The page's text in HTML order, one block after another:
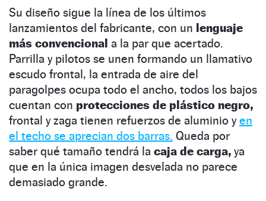
Su diseño sigue la línea de los últimos
lanzamientos del fabricante, con un lenguaje
más convencional a la par que acertado.
Parrilla y pilotos se unen formando un llamativo
escudo frontal, la entrada de aire del
paragolpes ocupa todo el ancho, todos los bajos
cuentan con protecciones de plástico negro,
frontal y zaga tienen refuerzos de aluminio yen
el techo se aprecian dos barras. Queda por
saber qué tamaño tendrá la caja de carga, ya
que en la única imagen desvelada no parece
demasiado grande.